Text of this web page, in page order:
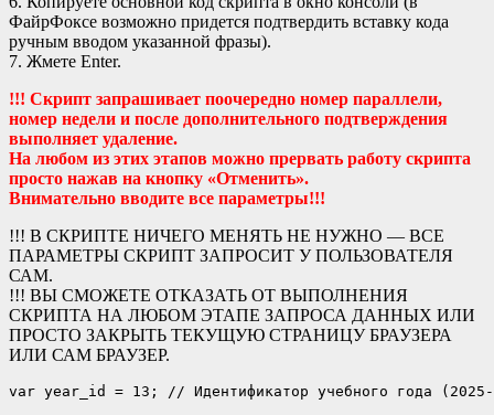
ФайрФоксе возможно придется подтвердить вставку кода
ручным вводом указанной фразы).
7. Жмете Enter.
!!! Скрипт запрашивает поочередно номер параллели,
номер недели и после дополнительного подтверждения
выполняет удаление.
На любом из этих этапов можно прервать работу скрипта
просто нажав на кнопку «Отменить».
Внимательно вводите все параметры!!!
!!! В СКРИПТЕ НИЧЕГО МЕНЯТЬ НЕ НУЖНО — ВСЕ
ПАРАМЕТРЫ СКРИПТ ЗАПРОСИТ У ПОЛЬЗОВАТЕЛЯ
САМ.
!!! ВЫ СМОЖЕТЕ ОТКАЗАТЬ ОТ ВЫПОЛНЕНИЯ
СКРИПТА НА ЛЮБОМ ЭТАПЕ ЗАПРОСА ДАННЫХ ИЛИ
ПРОСТО ЗАКРЫТЬ ТЕКУЩУЮ СТРАНИЦУ БРАУЗЕРА
ИЛИ САМ БРАУЗЕР.
var year_id = 13; // Идентификатор учебного года